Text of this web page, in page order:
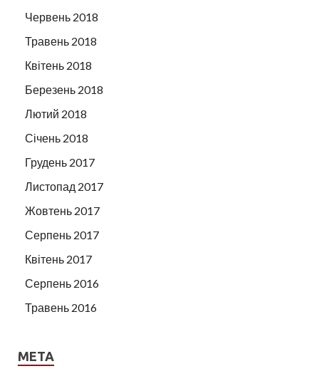
Червень 2018
Травень 2018
Квітень 2018
Березень 2018
Лютий 2018
Січень 2018
Грудень 2017
Листопад 2017
Жовтень 2017
Серпень 2017
Квітень 2017
Серпень 2016
Травень 2016
МЕТА